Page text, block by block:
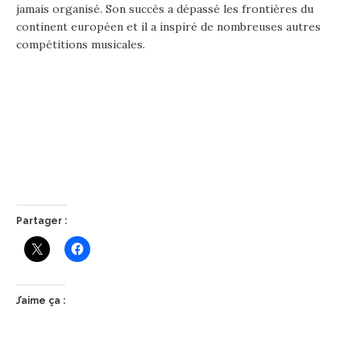
jamais organisé. Son succès a dépassé les frontières du
continent européen et il a inspiré de nombreuses autres
compétitions musicales.
Partager :
J’aime ça :